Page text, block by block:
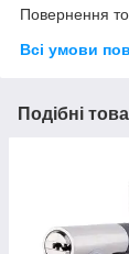
Повернення
Всі умови
Подібні